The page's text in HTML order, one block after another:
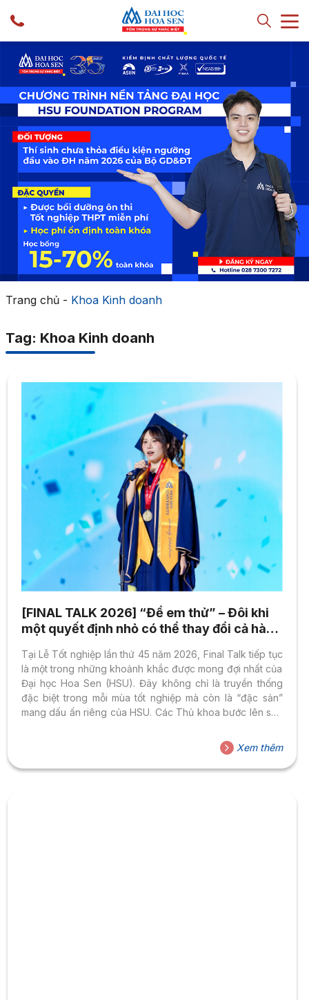
Trang chủ- Khoa Kinh doanh
Tag: Khoa Kinh doanh
[FINAL TALK 2026] “Để em thử” – Đôi khi
một quyết định nhỏ có thể thay đổi cả hành
Tại Lễ Tốt nghiệp lần thứ 45 năm 2026, Final Talk tiếp tục
là một trong những khoảnh khắc được mong đợi nhất của
Đại học Hoa Sen (HSU). Đây không chỉ là truyền thống
đặc biệt trong mỗi mùa tốt nghiệp mà còn là “đặc sản”
mang dấu ấn riêng của HSU. Các Thủ khoa bước lên sân
truyền cảm hứng cho hàng nghìn sinh viên, phụ huynh và
cả những thí sinh đang đứng trước ngưỡng cửa đại học.
Những lời chia sẻ ấy càng trở nên...
Xem thêm